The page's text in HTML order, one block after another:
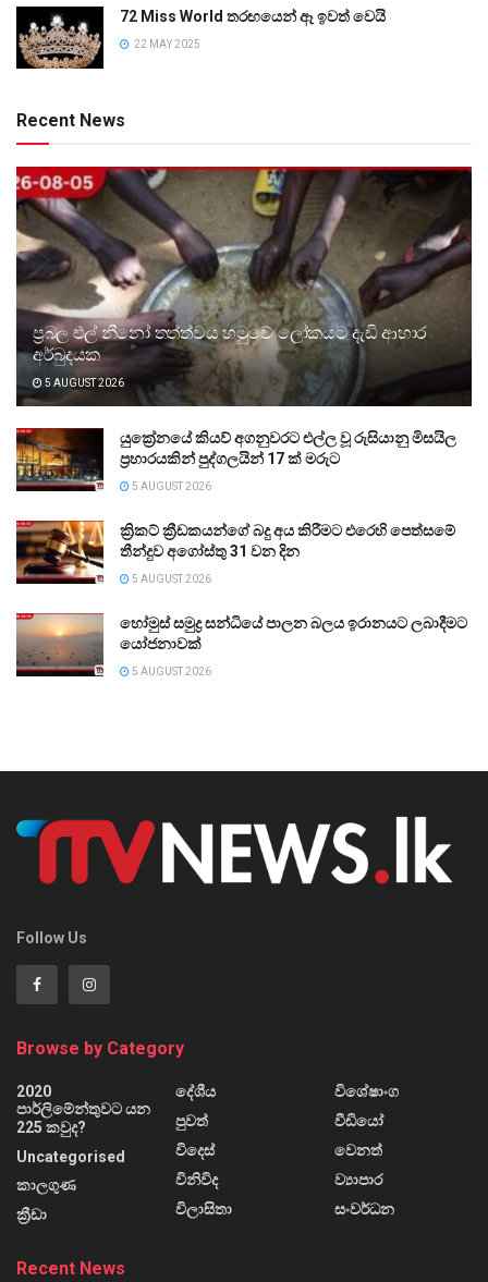
72 Miss World තරඟයෙන් ඈ ඉවත් වෙයි
22 MAY 2025
Recent News
ප්‍රබල එල් නීනෝ තත්ත්වය හමුවේ ලෝකයට දැඩි ආහාර
අර්බුදයක
5 AUGUST 2026
යුක්‍රේනයේ කියව් අගනුවරට එල්ල වූ රුසියානු මිසයිල
ප්‍රහාරයකින් පුද්ගලයින් 17 ක් මරුට
5 AUGUST 2026
ක්‍රිකට් ක්‍රීඩකයන්ගේ බදු අය කිරීමට එරෙහි පෙත්සමේ
තීන්දුව අගෝස්තු 31 වන දින
5 AUGUST 2026
හෝමුස් සමුද්‍ර සන්ධියේ පාලන බලය ඉරානයට ලබාදීමට
යෝජනාවක්
5 AUGUST 2026
Follow Us
Browse by Category
2020
පාර්ලිමේන්තුවට යන
225 කවුද?
Uncategorised
කාලගුණ
ක්‍රීඩා
දේශීය
පුවත්
විදෙස්
විනිවිද
විලාසිතා
විශේෂාංග
වීඩියෝ
වෙනත්
ව්‍යාපාර
සංවර්ධන
Recent News